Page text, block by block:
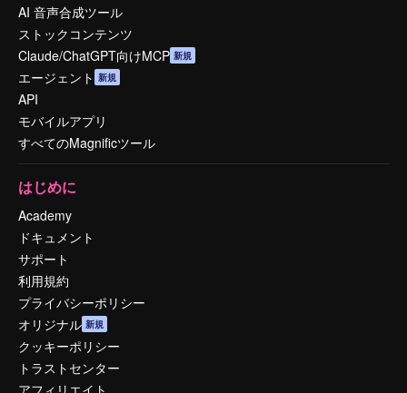
AI 音声合成ツール
ストックコンテンツ
Claude/ChatGPT向けMCP 新規
エージェント 新規
API
モバイルアプリ
すべてのMagnificツール
はじめに
Academy
ドキュメント
サポート
利用規約
プライバシーポリシー
オリジナル 新規
クッキーポリシー
トラストセンター
アフィリエイト